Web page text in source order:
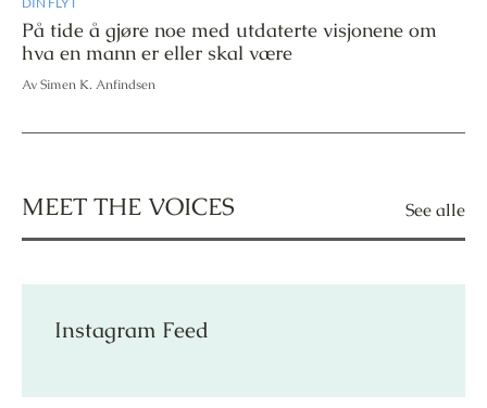
På tide å gjøre noe med utdaterte visjonene om
hva en mann er eller skal være
Av Simen K. Anfindsen
MEET THE VOICES See alle
Instagram Feed